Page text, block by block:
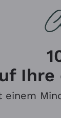
Ihre
einem